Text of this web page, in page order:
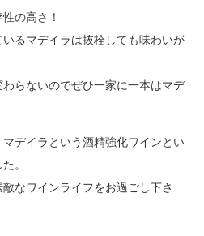
の高さ！
るマデイラは抜栓しても味わいが
らないのでぜひ一家に一本はマデ
デイラという酒精強化ワインとい
。
なワインライフをお過ごし下さ